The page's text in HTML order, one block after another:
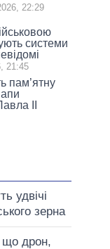
22:29
системи
21:45
пам’ятну
II
удвічі
зерна
що дрон,